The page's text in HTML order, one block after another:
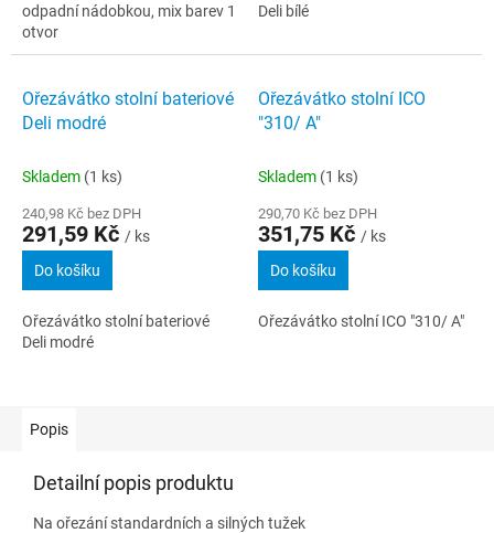
odpadní nádobkou, mix barev 1
otvor
Deli bílé
Ořezávátko stolní bateriové
Deli modré
Skladem (1 ks)
240,98 Kč bez DPH
291,59 Kč / ks
Do košíku
Ořezávátko stolní bateriové
Deli modré
Ořezávátko stolní ICO
"310/ A"
Skladem (1 ks)
290,70 Kč bez DPH
351,75 Kč / ks
Do košíku
Ořezávátko stolní ICO "310/ A"
Popis
Detailní popis produktu
Na ořezání standardních a silných tužek